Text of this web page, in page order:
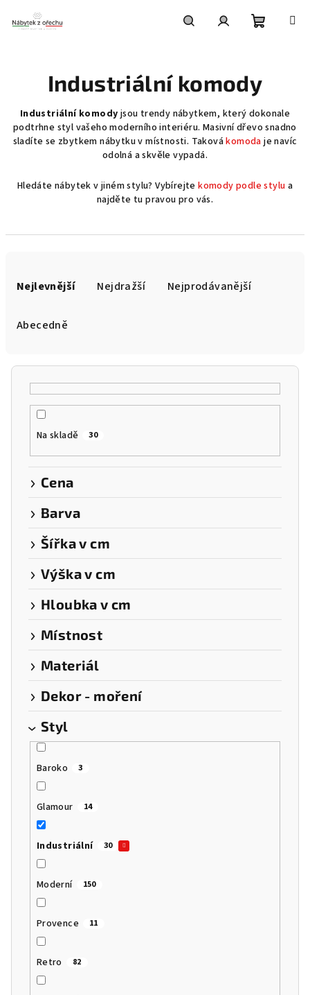
obsah
košík
Industriální komody
Industriální komodyjsou trendy nábytkem, který dokonale
podtrhne styl vašeho moderního interiéru. Masivní dřevo snadno
sladíte se zbytkem nábytku v místnosti. Takovákomodaje navíc
odolná a skvěle vypadá.
Hledáte nábytek v jiném stylu? Vybírejtekomody podle stylu a
najděte tu pravou pro vás.
Nejlevnější Nejdražší Nejprodávanější
Abecedně
Na skladě 30
Cena
Barva
Šířka v cm
Výška v cm
Hloubka v cm
Místnost
Materiál
Dekor - moření
Styl
Baroko 3
Glamour 14
Industriální 30
Moderní 150
Provence 11
Retro 82